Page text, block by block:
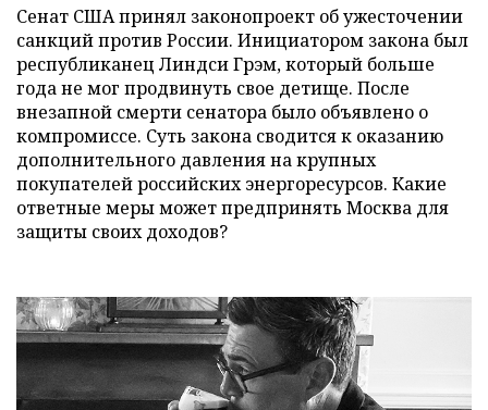
Сенат США принял законопроект об ужесточении
санкций против России. Инициатором закона был
республиканец Линдси Грэм, который больше
года не мог продвинуть свое детище. После
внезапной смерти сенатора было объявлено о
компромиссе. Суть закона сводится к оказанию
дополнительного давления на крупных
покупателей российских энергоресурсов. Какие
ответные меры может предпринять Москва для
защиты своих доходов?